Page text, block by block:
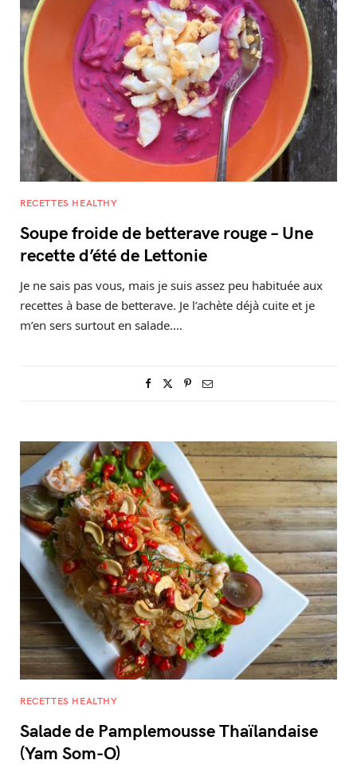
RECETTES HEALTHY
Soupe froide de betterave rouge – Une
recette d’été de Lettonie
Je ne sais pas vous, mais je suis assez peu habituée aux
recettes à base de betterave. Je l’achète déjà cuite et je
m’en sers surtout en salade.…
RECETTES HEALTHY
Salade de Pamplemousse Thaïlandaise
(Yam Som-O)